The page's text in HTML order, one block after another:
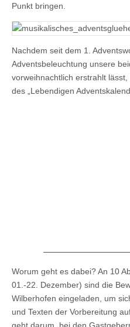
Punkt bringen.
Nachdem seit dem 1.
Adventsbeleuchtung unsere
vorweihnachtlich erstrahlt
des „Lebendigen
Worum geht es dabei? An 10
01.-22. Dezember) sind die
Wilberhofen eingeladen, um
und Texten der Vorbereitung
geht darum, bei den